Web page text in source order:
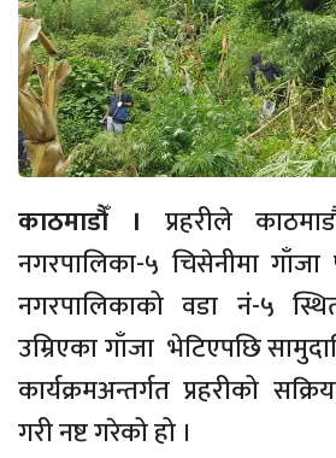
काठमाडौँ । प्रहरीले
नगरपालिका-५ चिसेनीमा
नगरपालिकाको वडा नं-५
उम्रिएका गाँजा भेटिएपछि
कार्यक्रमअन्तर्गत प्रहरीको
गरी नष्ट गरेको हो ।